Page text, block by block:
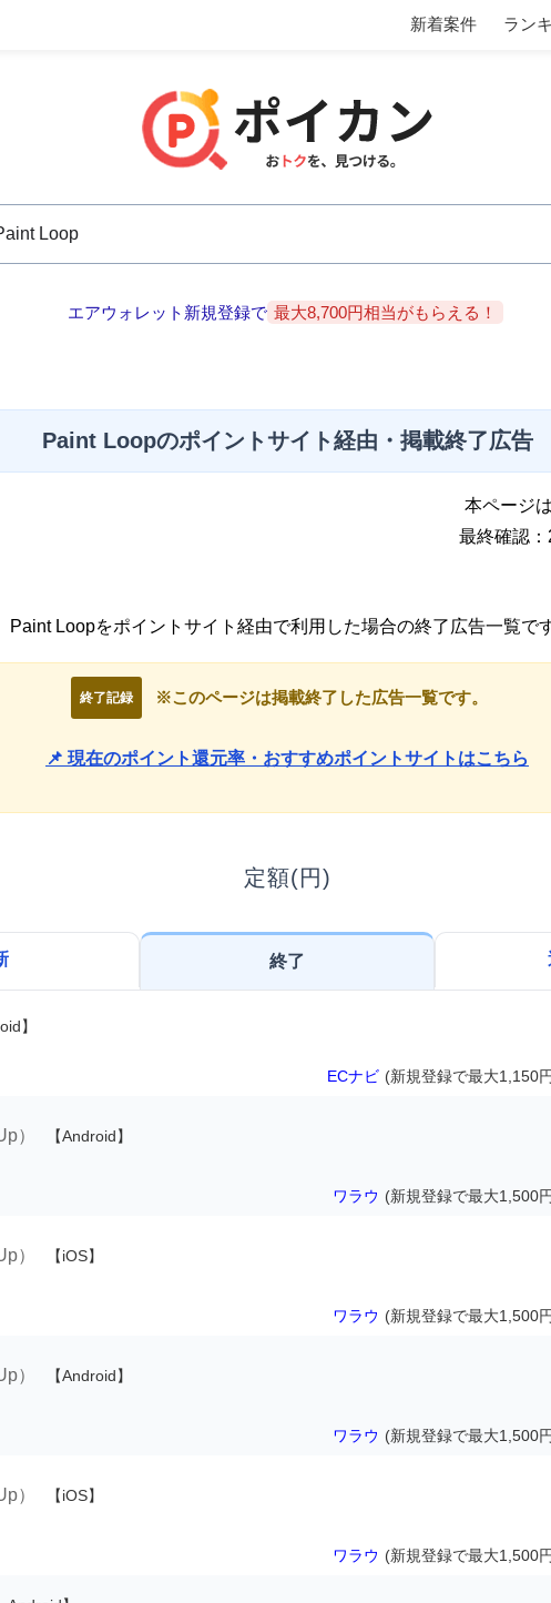
新着案件 ラン
エアウォレット新規登録で 最大8,700円相当がもらえる！
Paint Loopのポイントサイト経由・掲載終了広告
本ページ
最終確認
Paint Loopをポイントサイト経由で利用した場合の終了広告一覧です
終了記録 ※このページは掲載終了した広告一覧です。
📌 現在のポイント還元率・おすすめポイントサイトはこちら
定額(円)
終了
】
ECナビ (新規登録で最大1,150
） 【Android】
ワラウ (新規登録で最大1,500
） 【iOS】
ワラウ (新規登録で最大1,500
） 【Android】
ワラウ (新規登録で最大1,500
） 【iOS】
ワラウ (新規登録で最大1,500